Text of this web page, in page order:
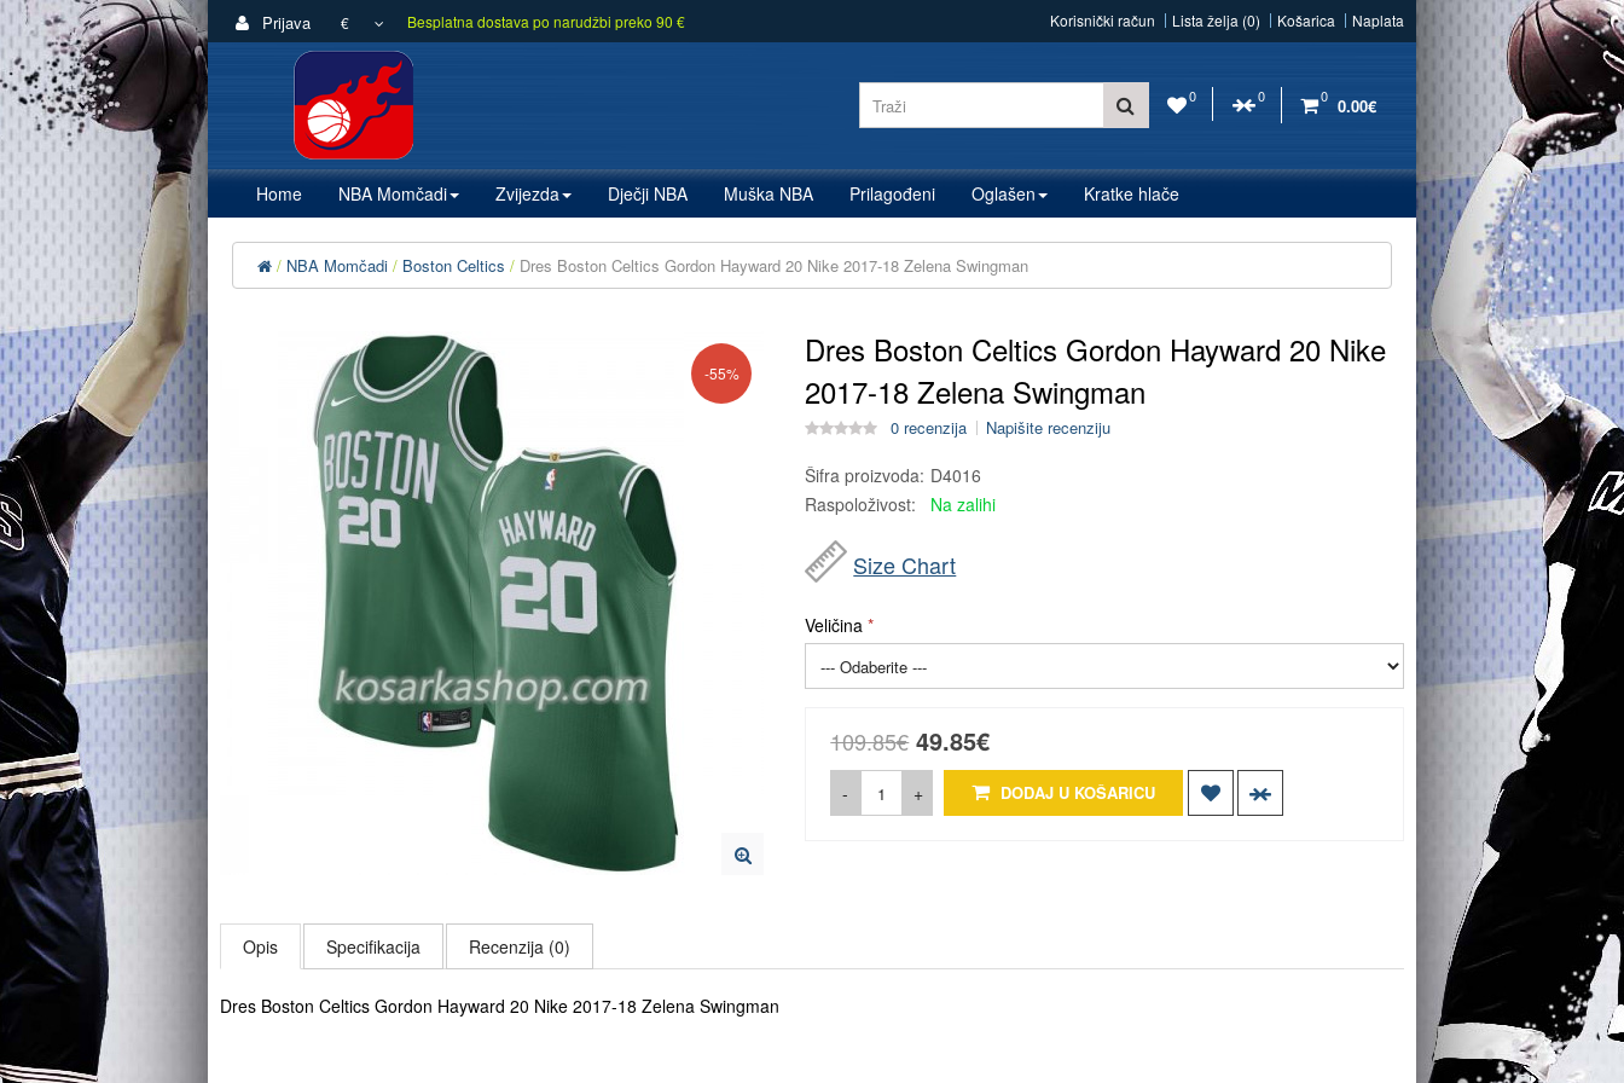
Prijava € Besplatna dostava po narudžbi preko 90 € Korisnički račun Lista želja (0) Košarica Naplata
0 0 0 0.00€
Home NBA Momčadi Zvijezda Dječji NBA Muška NBA Prilagođeni Oglašen Kratke hlače
NBA Momčadi Boston Celtics Dres Boston Celtics Gordon Hayward 20 Nike 2017-18 Zelena Swingman
-55%
Dres Boston Celtics Gordon Hayward 20 Nike
2017-18 Zelena Swingman
0 recenzija Napišite recenziju
Šifra proizvoda: D4016
Raspoloživost:
Na zalihi
Size Chart
Veličina
109.85€ 49.85€
- + DODAJ U KOŠARICU
Opis Specifikacija Recenzija (0)
Dres Boston Celtics Gordon Hayward 20 Nike 2017-18 Zelena Swingman